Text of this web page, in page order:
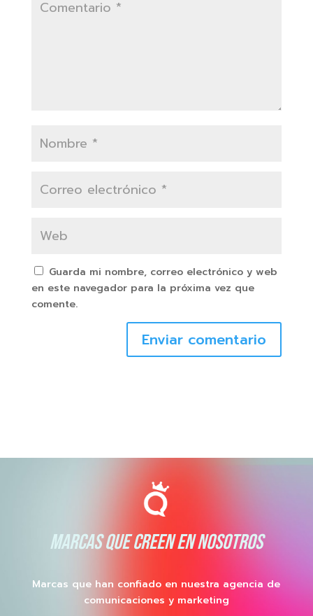
Guarda mi nombre, correo electrónico y web
en este navegador para la próxima vez que
comente.
Enviar comentario
MARCAS QUE CREEN EN NOSOTROS
Marcas que han confiado en nuestra agencia de
comunicaciones y marketing